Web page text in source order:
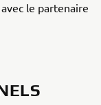
le partenaire